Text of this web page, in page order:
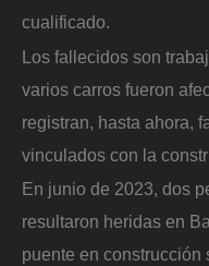
cualificado.
Los fallecidos son
varios carros fueron
registran, hasta ahora,
vinculados con la
En junio de 2023, dos
resultaron heridas en
puente en construcción